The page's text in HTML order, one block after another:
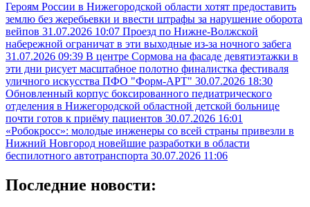
Героям России в Нижегородской области хотят предоставить
землю без жеребьевки и ввести штрафы за нарушение оборота
вейпов 31.07.2026 10:07 Проезд по Нижне-Волжской
набережной ограничат в эти выходные из-за ночного забега
31.07.2026 09:39 В центре Сормова на фасаде девятиэтажки в
эти дни рисует масштабное полотно финалистка фестиваля
уличного искусства ПФО "Форм-АРТ" 30.07.2026 18:30
Обновленный корпус боксированного педиатрического
отделения в Нижегородской областной детской больнице
почти готов к приёму пациентов 30.07.2026 16:01
«Робокросс»: молодые инженеры со всей страны привезли в
Нижний Новгород новейшие разработки в области
беспилотного автотранспорта 30.07.2026 11:06
Последние новости: